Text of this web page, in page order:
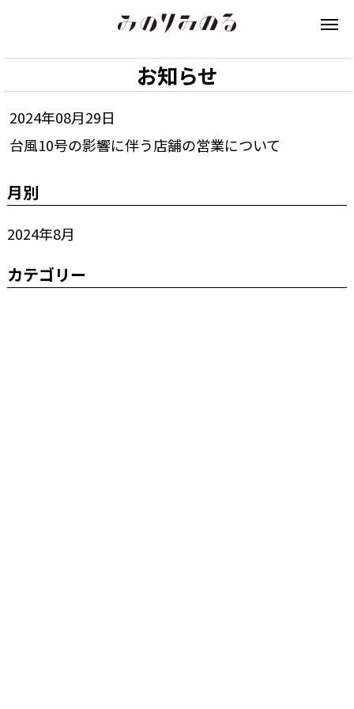
お知らせ
2024年08月29日
台風10号の影響に伴う店舗の営業について
月別
2024年8月
カテゴリー